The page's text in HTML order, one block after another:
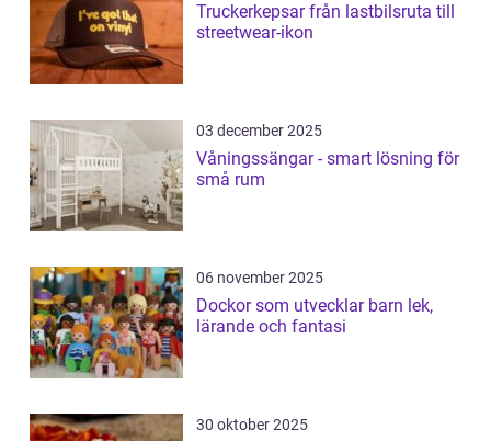
Truckerkepsar från lastbilsruta till
streetwear-ikon
03 december 2025
Våningssängar - smart lösning för
små rum
06 november 2025
Dockor som utvecklar barn lek,
lärande och fantasi
30 oktober 2025